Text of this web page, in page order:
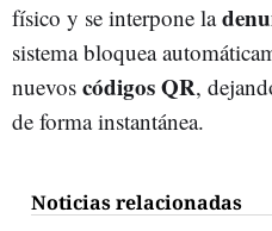
físico y se interpone la
sistema bloquea
nuevos códigos QR,
de forma instantánea.
Noticias relacionadas